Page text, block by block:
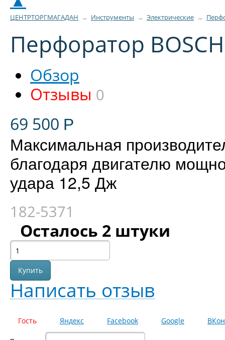
ЦЕНТРТОРГМАГАДАН → Инструменты → Электрические →
Перфоратор
Обзор
Отзывы 0
69 500 Р
Максимальная
благодаря двигателю
удара 12,5 Дж
182-5371
Осталось 2 штуки
Написать отзыв
Гость Яндекс Facebook Google